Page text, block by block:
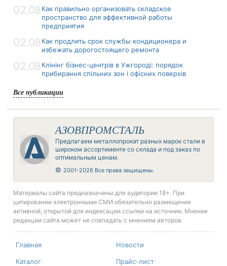
02.08 Как правильно организовать складское
пространство для эффективной работы
предприятия
02.08 Как продлить срок службы кондиционера и
избежать дорогостоящего ремонта
02.08 Клінінг бізнес-центрів в Ужгороді: порядок
прибирання спільних зон і офісних поверхів
Все публикации
АЗОВПРОМСТАЛЬ
Предлагаем металлопрокат разных марок стали в
широком ассортименте со склада и под заказ по
оптимальным ценам.
© 2001-2026 Все права защищены.
Материалы сайта предназначены для аудитории 18+. При
цитировании электронными СМИ обязательно размещение
активной, открытой для индексации ссылки на источник. Мнение
редакции сайта может не совпадать с мнением авторов.
Главная Новости
Каталог Прайс-лист